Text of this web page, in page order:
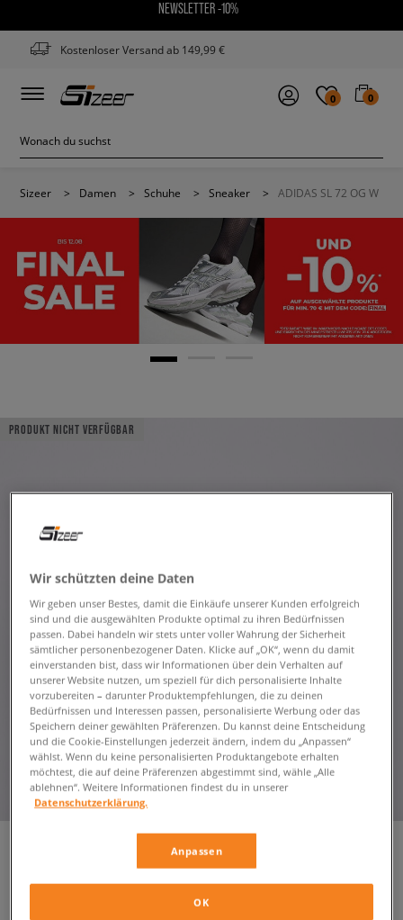
NEWSLETTER -10%
Kostenloser Versand ab 149,99 €
0 0
Sizeer > Damen > Schuhe > Sneaker > ADIDAS SL 72 OG W
PRODUKT NICHT VERFÜGBAR
ADIDAS SL 72 OG W
Wir schützten deine Daten
Wir geben unser Bestes, damit die Einkäufe unserer Kunden erfolgreich
sind und die ausgewählten Produkte optimal zu ihren Bedürfnissen
passen. Dabei handeln wir stets unter voller Wahrung der Sicherheit
sämtlicher personenbezogener Daten. Klicke auf „OK“, wenn du damit
einverstanden bist, dass wir Informationen über dein Verhalten auf
unserer Website nutzen, um speziell für dich personalisierte Inhalte
vorzubereiten – darunter Produktempfehlungen, die zu deinen
Bedürfnissen und Interessen passen, personalisierte Werbung oder das
Speichern deiner gewählten Präferenzen. Du kannst deine Entscheidung
und die Cookie-Einstellungen jederzeit ändern, indem du „Anpassen“
wählst. Wenn du keine personalisierten Produktangebote erhalten
möchtest, die auf deine Präferenzen abgestimmt sind, wähle „Alle
ablehnen“. Weitere Informationen findest du in unserer
Datenschutzerklärung.
Anpassen
OK